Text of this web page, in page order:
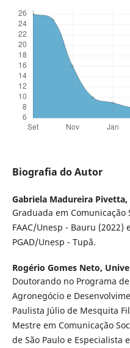
Biografia do Autor
Gabriela Madureira Pivetta,
Graduada em Comunicação
FAAC/Unesp - Bauru
PGAD/Unesp - Tupã.
Rogério Gomes Neto,
Doutorando no Programa
Agronegócio e
Paulista Júlio de Mesquita
Mestre em Comunicação
de São Paulo e Especialista